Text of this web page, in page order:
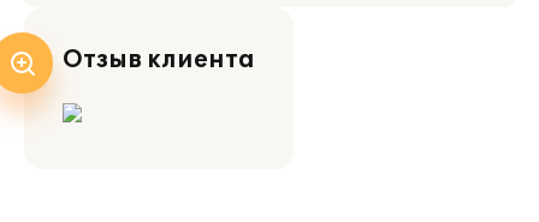
Отзыв клиента